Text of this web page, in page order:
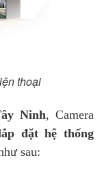
thoại
Ninh, Camera
đặt hệ thống
sau: